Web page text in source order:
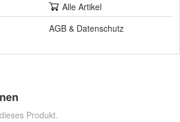
Alle Artikel
AGB & Datenschutz
Produkt.